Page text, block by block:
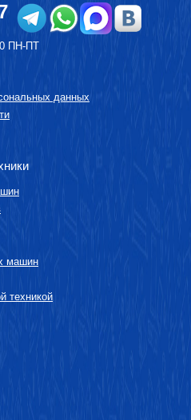
ПН-ПТ
данных
машин
техникой